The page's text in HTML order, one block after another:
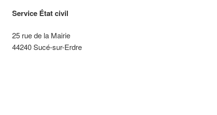
Service État civil
25 rue de la Mairie
44240 Sucé-sur-Erdre